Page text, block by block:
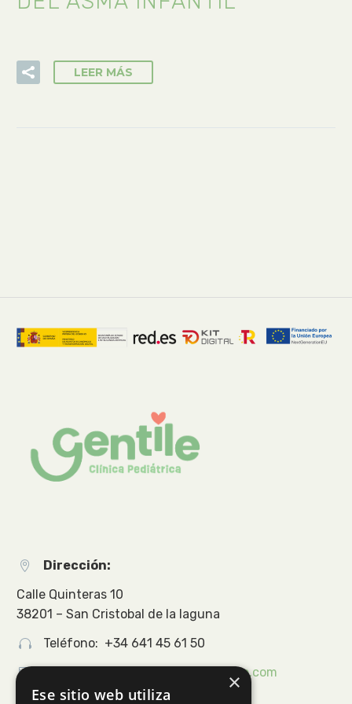
LEER MÁS


Dirección:
Calle Quinteras 10
38201 – San Cristobal de la laguna

 Teléfono: +34 641 45 61 50

 info@clinicapediatriagentile.com
×
Ese sitio web utiliza